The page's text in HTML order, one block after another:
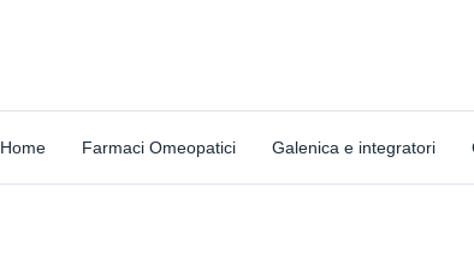
Home Farmaci Omeopatici Galenica e integratori